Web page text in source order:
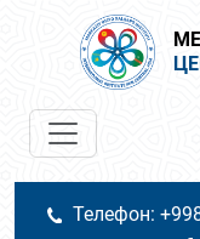
Телефон: